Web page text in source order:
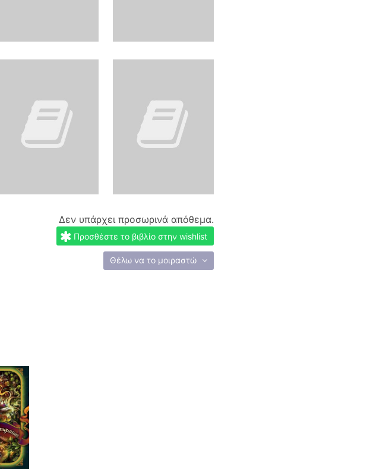
Δεν υπάρχει προσωρινά απόθεμα.
Προσθέστε το βιβλίο στην wishlist
Θέλω να το μοιραστώ